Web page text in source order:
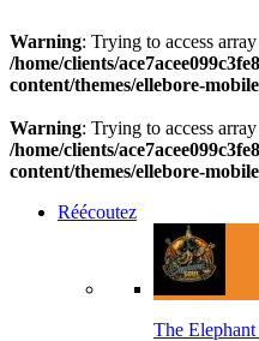
Warning: Trying to access
/home/clients/
content/themes/ellebore-
Warning: Trying to access
/home/clients/
content/themes/ellebore-
Réécoutez
The Elephant